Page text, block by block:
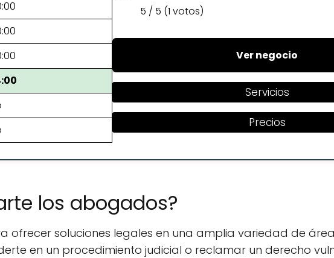
5 / 5 (1 votos)
Ver negocio
Servicios
Precios
los abogados?
soluciones legales en una amplia variedad de
en un procedimiento judicial o reclamar un derecho